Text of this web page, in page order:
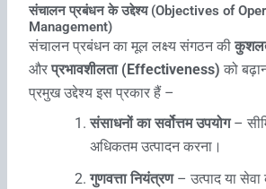
संचालन प्रबंधन के उद्देश्य (Objectives of
Management)
संचालन प्रबंधन का मूल लक्ष्य संगठन की
औरप्रभावशीलता (Effectiveness) को
प्रमुख उद्देश्य इस प्रकार हैं –
संसाधनों का सर्वोत्तम उपयोग–
अधिकतम उत्पादन करना।
गुणवत्ता नियंत्रण– उत्पाद या सेवा